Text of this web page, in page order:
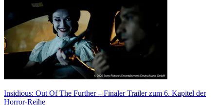
Insidious: Out Of The Further – Finaler Trailer zum 6. Kapitel der
Horror-Reihe